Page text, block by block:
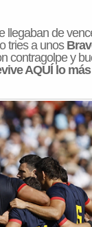
llegaban de
tries a unos
contragolpe y
AQUÍ lo